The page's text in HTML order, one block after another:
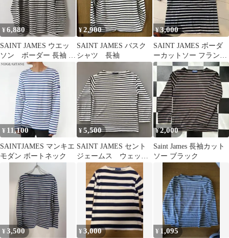
¥6,880
SAINT JAMES ウエッ
ソン ボーダー 長袖 キ
ナリ×ブラック
¥2,900
SAINT JAMES バスク
シャツ 長袖
¥3,000
SAINT JAMES ボーダ
ーカットソー フランス
製
¥ 11,100
SAINTJAMES マンキエ
モダン ボートネック
¥5,500
SAINT JAMES セント
ジェームス ウェッソ
¥2,000
Saint James 長袖カット
ソー ブラック
¥3,500 ¥3,000 ¥ 1,095